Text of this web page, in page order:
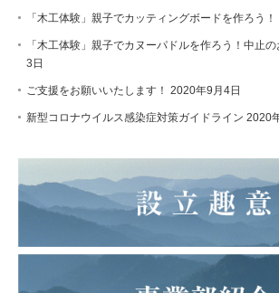
「木工体験」親子でカッティングボードを作ろう！
「木工体験」親子でカヌーパドルを作ろう！中止
3日
ご支援をお願いいたします！ 2020年9月4日
新型コロナウイルス感染症対策ガイドライン 2020